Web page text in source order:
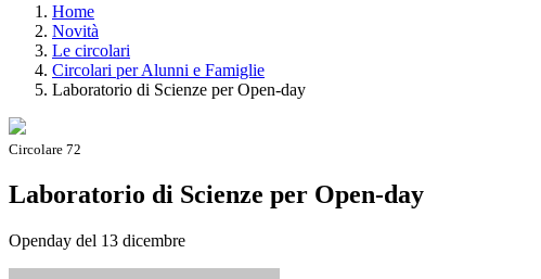
Home
Novità
Le circolari
Circolari per Alunni e Famiglie
Laboratorio di Scienze per Open-day
Circolare 72
Laboratorio di Scienze per Open-day
Openday del 13 dicembre